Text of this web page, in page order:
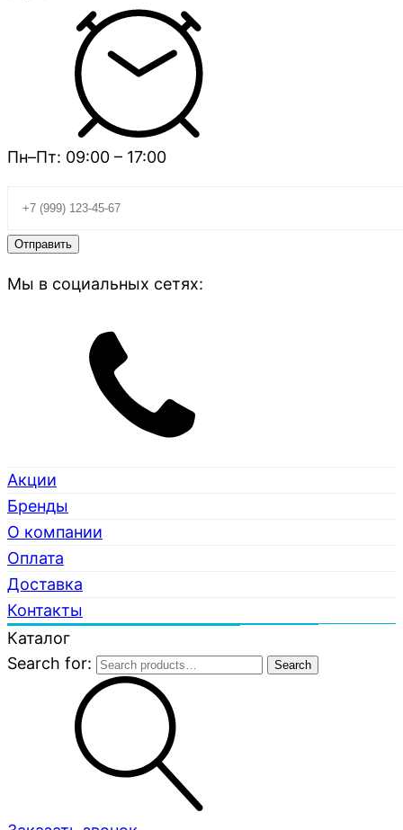
Пн–Пт: 09:00 – 17:00
Мы в социальных сетях:
Акции
Бренды
О компании
Оплата
Доставка
Контакты
Каталог
Search for:
Search